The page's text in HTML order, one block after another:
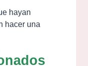
hayan
hacer una